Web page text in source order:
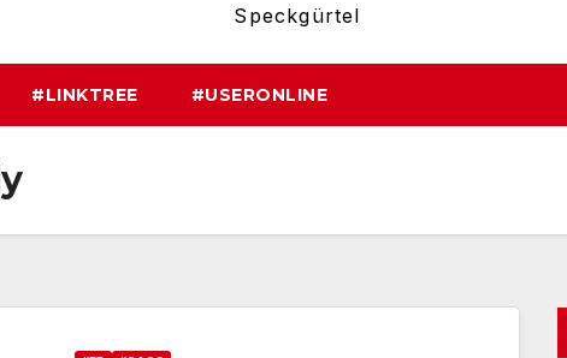
Speckgürtel
#LINKTREE #USERONLINE